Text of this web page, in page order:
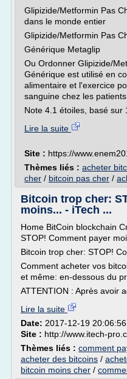
Glipizide/Metformin Pas
dans le monde entier
Glipizide/Metformin Pas
Générique Metaglip
Ou Ordonner Glipizide/
Générique est utilisé en
alimentaire et l'exercice
sanguine chez les
Note 4.1 étoiles, basé sur
Lire la suite
Site : https://
Thèmes liés : acheter
cher / bitcoin pas cher /
Bitcoin trop cher:
moins... - iTech ...
Home BitCoin blockchain
STOP! Comment payer
Bitcoin trop cher: STOP!
Comment acheter vos
et même: en-dessous du
ATTENTION : Après avoir
Lire la suite
Date: 2017-12-19 20:06:56
Site : http://www.itech-
Thèmes liés : comment
acheter des bitcoins /
bitcoin moins cher /